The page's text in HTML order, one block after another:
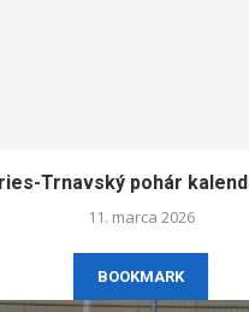
Trnavský pohár
11. marca 2026
BOOKMARK